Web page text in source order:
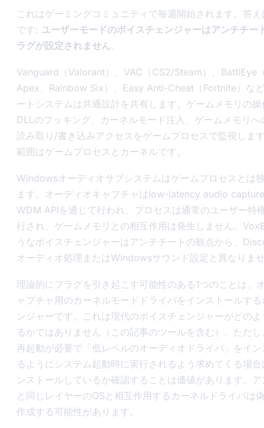
これはゲーミングコミュニティで毎週開始されます。答
です: ユーザーモードのボイスチェンジャーはアンチチー
ラグが設定されません 。
Vanguard（Valorant）、VAC（CS2/Steam）、BattlEye
Apex、Rainbow Six）、Easy Anti-Cheat（Fortnite）な
ートシステムは共通設計を共有します。ゲームメモリの
DLLのフッキング、カーネルモード注入、ゲームメモリへ
読み取り/書き込みアクセスをゲームプロセスで監視しま
範囲はゲームプロセスとカーネルです。
Windowsオーディオサブシステムはゲームプロセスとは
ます。オーディオキャプチャはlow-latency audio
WDM APIを通じて行われ、プロセスは通常のユーザー特
行され、ゲームメモリとの相互作用は発生しません。
うなボイスチェンジャーはアンチチートの観点から、
オーディオ処理またはWindowsサウンド設定と異なりま
理論的にフラグを引き起こす可能性のある1つのことは、
ャプチャ用のカーネルモードドライバをインストールす
ンジャーです。これは現代のボイスチェンジャーがどの
るかではありません（この記事のツールを含む）。ただ
再起動が必要で「低レベルのオーディオドライバ」をイ
るようにシステム起動時に実行されるよう求めてくる場
ンストールしているか確認することは価値があります。
と同じレイヤーのOSと相互作用するカーネルドライバは
作成する可能性があります。